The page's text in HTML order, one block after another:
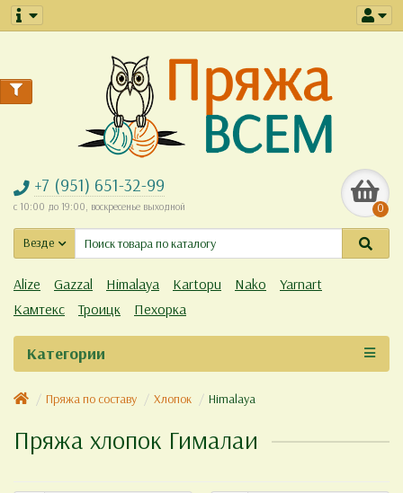
+7 (951) 651-32-99
с 10:00 до 19:00, воскресенье выходной 0
Везде
Alize Gazzal Himalaya Kartopu Nako
Yarnart
Камтекс
Троицк Пехорка
Категории
Пряжа по составу Хлопок Himalaya
Пряжа хлопок Гималаи